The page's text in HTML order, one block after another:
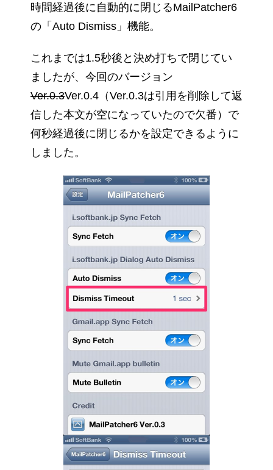
時間経過後に自動的に閉じるMailPatcher6
の「Auto Dismiss」機能。
これまでは1.5秒後と決め打ちで閉じてい
ましたが、今回のバージョン
Ver.0.3Ver.0.4（Ver.0.3は引用を削除して返
信した本文が空になっていたので欠番）で
何秒経過後に閉じるかを設定できるように
しました。